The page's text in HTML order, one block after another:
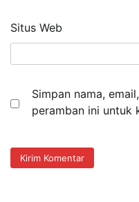
Situs Web
Simpan nama,
peramban ini untuk